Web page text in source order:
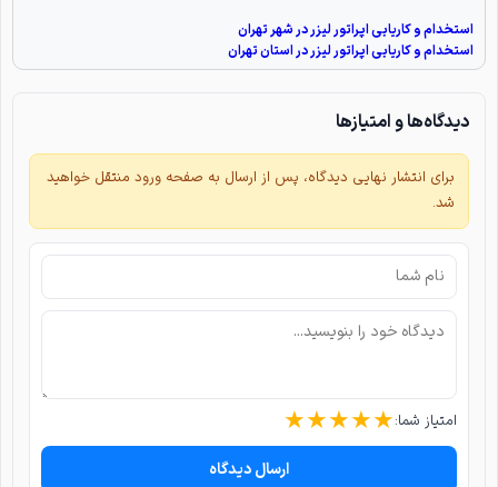
استخدام و کاریابی اپراتور لیزر در شهر تهران
استخدام و کاریابی اپراتور لیزر در استان تهران
دیدگاه‌ها و امتیازها
برای انتشار نهایی دیدگاه، پس از ارسال به صفحه ورود منتقل خواهید
شد.
امتیاز شما: ★★★★★
ارسال دیدگاه